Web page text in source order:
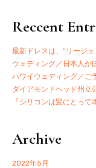
Reccent
最新ドレスは、”リージ
ウェディング／日本人が
ハワイウェディング／ご
ダイアモンドヘッド州
「シリコンは髪にとっ
Archive
2022年5月